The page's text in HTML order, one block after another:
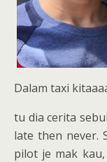
Dalam taxi
tu dia cerita
late then never.
pilot je mak